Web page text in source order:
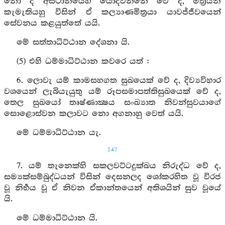
කැමැතියහු විසින් ඒ කල්‍යාණමිත්‍රයා යාවජ්ජීවයෙන්
සේවනය කළයුත්තේ යයි.
මේ සත්තාධිට්ඨාන දේශනා යි.
(5) එහි ධම්මාධිට්ඨාන කවරෙ යත් :
6. ලොවැ යම් කාමසහගත සුඛයෙක් වේ ද, දිව්‍යවිහාර
වශයෙන් ලැබියැයුතු යම් රූපසමාපත්තිසුඛයෙක් වේ ද,
තෙල සුඛයෝ තෘෂ්ණාක්‍ෂය සංඛ්‍යාත නිවන්සුවයාගේ
සොළොස්වන කලාවට නො අගනාහු වෙත් යයි.
මේ ධම්මාධිට්ඨාන යැ.
247
7. යම් තැනෙක්හි සකලවට්ටදුක්ඛය නිරුද්ධ වේ ද,
සම්‍යක්සම්බුද්ධයන් විසින් දෙසනලද ශෝකරහිත වූ විරජ
වූ නිර්‍භය වූ ඒ නිවන ඒකාන්තයෙන් අතිශයින් සුව වූයේ
යි.
මේ ධම්මාධිට්ඨාන යි.